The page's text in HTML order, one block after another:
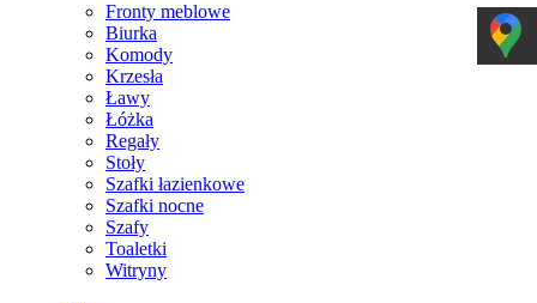
Fronty meblowe
Biurka
Komody
Krzesła
Ławy
Łóżka
Regały
Stoły
Szafki łazienkowe
Szafki nocne
Szafy
Toaletki
Witryny